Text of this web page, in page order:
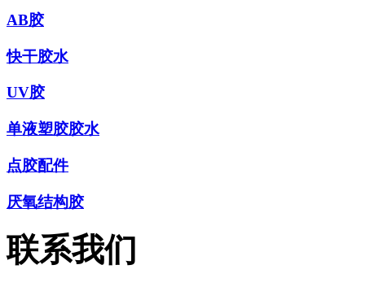
AB胶
快干胶水
UV胶
单液塑胶胶水
点胶配件
厌氧结构胶
联系我们